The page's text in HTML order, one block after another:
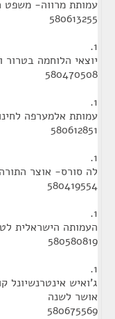
עמותת מרווה- משפט
580613255
1.
יוצאי הלוחמה בטרור
580470508
1.
עמותת אלמערפה
580612851
1.
לה סורס- אוצר התורה
580419554
1.
העמותה הישראלית
580580819
1.
ג'ואיש אינטרנשיונל
אושר לשנה
580675569